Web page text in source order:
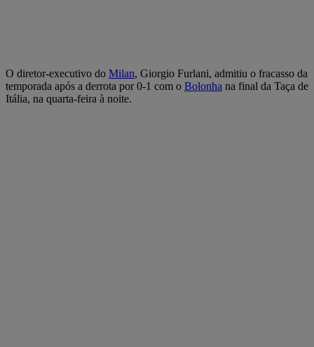
O diretor-executivo do Milan, Giorgio Furlani, admitiu o fracasso da
temporada após a derrota por 0-1 com o Bolonha na final da Taça de
Itália, na quarta-feira à noite.